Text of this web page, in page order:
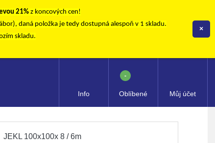
21% z koncových cen!
daná položka je tedy dostupná alespoň v 1 skladu.
skladu.
×
Info Oblíbené
-
Můj účet
JEKL 100x100x 8 / 6m